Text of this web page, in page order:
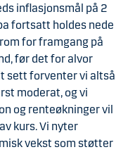
inflasjonsmål på 2
fortsatt holdes nede
for framgang på
før det for alvor
sett forventer vi altså
moderat, og vi
og renteøkninger vil
kurs. Vi nyter
vekst som støtter